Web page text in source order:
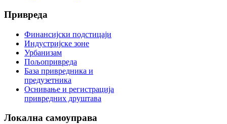
Привреда
Финансијски подстицаји
Индустријске зоне
Урбанизам
Пољопривреда
База привредника и
предузетника
Оснивање и регистрација
привредних друштава
Локална самоуправа